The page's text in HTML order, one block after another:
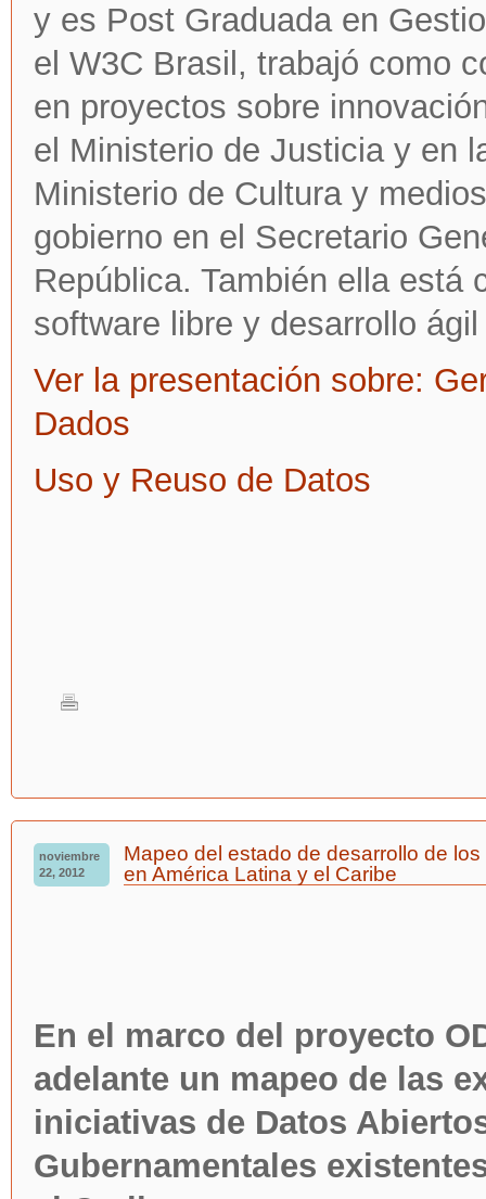
y es Post Graduada en
el W3C Brasil, trabajó como
en proyectos sobre
el Ministerio de Justicia y en
Ministerio de Cultura y
gobierno en el Secretario
República. También ella está
software libre y desarrollo
Ver la presentación sobre:
Dados
Uso y Reuso de Datos
noviembre
22, 2012
Mapeo del estado de desarrollo de
en América Latina y el Caribe
En el marco del proyecto
adelante un mapeo de las
iniciativas de Datos
Gubernamentales